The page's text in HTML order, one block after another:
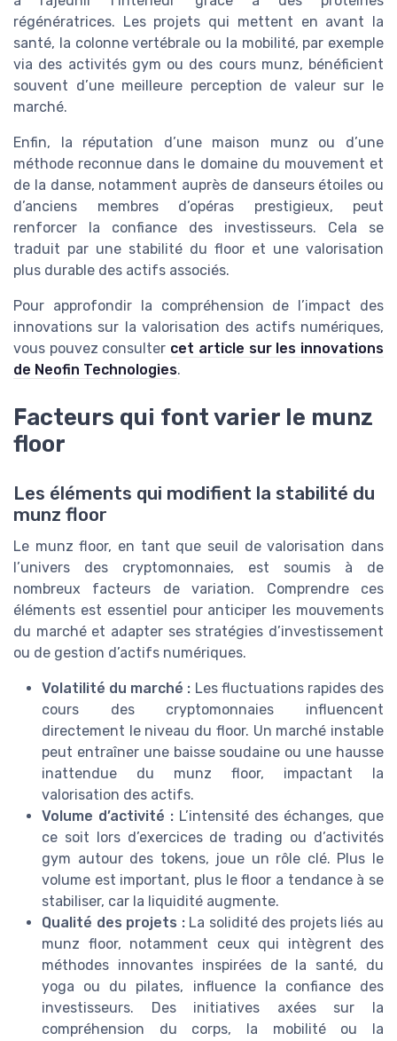
régénératrices. Les projets qui mettent en avant la
santé, la colonne vertébrale ou la mobilité, par exemple
via des activités gym ou des cours munz, bénéficient
souvent d’une meilleure perception de valeur sur le
marché.
Enfin, la réputation d’une maison munz ou d’une
méthode reconnue dans le domaine du mouvement et
de la danse, notamment auprès de danseurs étoiles ou
d’anciens membres d’opéras prestigieux, peut
renforcer la confiance des investisseurs. Cela se
traduit par une stabilité du floor et une valorisation
plus durable des actifs associés.
Pour approfondir la compréhension de l’impact des
innovations sur la valorisation des actifs numériques,
vous pouvez consulter cet article sur les innovations
de Neofin Technologies.
Facteurs qui font varier le munz
floor
Les éléments qui modifient la stabilité du
munz floor
Le munz floor, en tant que seuil de valorisation dans
l’univers des cryptomonnaies, est soumis à de
nombreux facteurs de variation. Comprendre ces
éléments est essentiel pour anticiper les mouvements
du marché et adapter ses stratégies d’investissement
ou de gestion d’actifs numériques.
Volatilité du marché : Les fluctuations rapides des
cours des cryptomonnaies influencent
directement le niveau du floor. Un marché instable
peut entraîner une baisse soudaine ou une hausse
inattendue du munz floor, impactant la
valorisation des actifs.
Volume d’activité : L’intensité des échanges, que
ce soit lors d’exercices de trading ou d’activités
gym autour des tokens, joue un rôle clé. Plus le
volume est important, plus le floor a tendance à se
stabiliser, car la liquidité augmente.
Qualité des projets :La solidité des projets liés au
munz floor, notamment ceux qui intègrent des
méthodes innovantes inspirées de la santé, du
yoga ou du pilates, influence la confiance des
investisseurs. Des initiatives axées sur la
compréhension du corps, la mobilité ou la